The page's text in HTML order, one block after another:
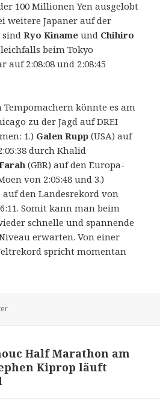
100 Millionen Yen ausgelobt
weitere Japaner auf der
Ryo Kiname und Chihiro
beim Tokyo
2:08:08 und 2:08:45
könnte es am
zu der Jagd auf DREI
1.) Galen Rupp (USA) auf
durch Khalid
(GBR) auf den Europa-
von 2:05:48 und 3.)
auf den Landesrekord von
Somit kann man beim
schnelle und spannende
erwarten. Von einer
spricht momentan
Half Marathon am
Kiprop läuft